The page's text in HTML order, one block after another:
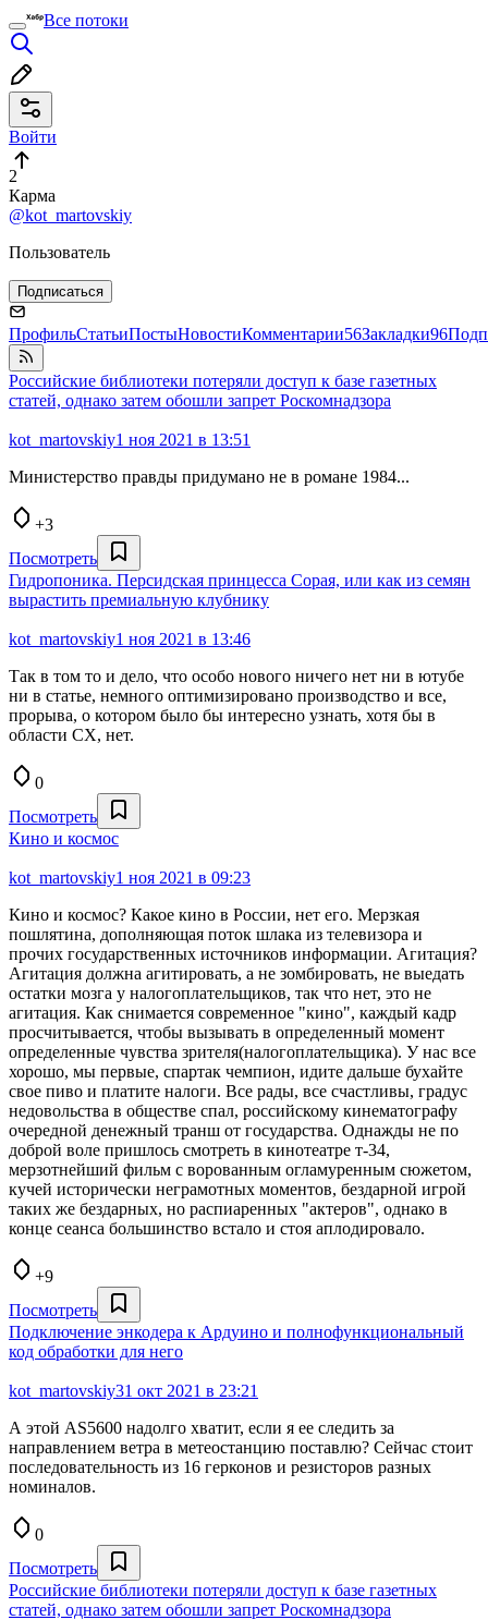
Все потоки
Войти
2
Карма
@kot_martovskiy
Пользователь
Подписаться
ПрофильСтатьиПостыНовостиКомментарии56Закладки96
Российские библиотеки потеряли доступ к базе газетных
статей, однако затем обошли запрет Роскомнадзора
kot_martovskiy1 ноя 2021 в 13:51
Министерство правды придумано не в романе 1984...
+3
Посмотреть
Гидропоника. Персидская принцесса Сорая, или как из семян
вырастить премиальную клубнику
kot_martovskiy1 ноя 2021 в 13:46
Так в том то и дело, что особо нового ничего нет ни в ютубе
ни в статье, немного оптимизировано производство и все,
прорыва, о котором было бы интересно узнать, хотя бы в
области СХ, нет.
0
Посмотреть
Кино и космос
kot_martovskiy1 ноя 2021 в 09:23
Кино и космос? Какое кино в России, нет его. Мерзкая
пошлятина, дополняющая поток шлака из телевизора и
прочих государственных источников информации. Агитация?
Агитация должна агитировать, а не зомбировать, не выедать
остатки мозга у налогоплательщиков, так что нет, это не
агитация. Как снимается современное "кино", каждый кадр
просчитывается, чтобы вызывать в определенный момент
определенные чувства зрителя(налогоплательщика). У нас все
хорошо, мы первые, спартак чемпион, идите дальше бухайте
свое пиво и платите налоги. Все рады, все счастливы, градус
недовольства в обществе спал, российскому кинематографу
очередной денежный транш от государства. Однажды не по
доброй воле пришлось смотреть в кинотеатре т-34,
мерзотнейший фильм с ворованным огламуренным сюжетом,
кучей исторически неграмотных моментов, бездарной игрой
таких же бездарных, но распиаренных "актеров", однако в
конце сеанса большинство встало и стоя аплодировало.
+9
Посмотреть
Подключение энкодера к Ардуино и полнофункциональный
код обработки для него
kot_martovskiy31 окт 2021 в 23:21
А этой AS5600 надолго хватит, если я ее следить за
направлением ветра в метеостанцию поставлю? Сейчас стоит
последовательность из 16 герконов и резисторов разных
номиналов.
0
Посмотреть
Российские библиотеки потеряли доступ к базе газетных
статей, однако затем обошли запрет Роскомнадзора